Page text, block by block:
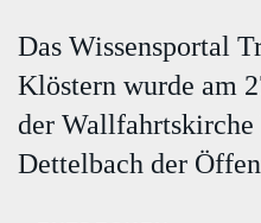
Das Wissensportal
Klöstern wurde am
der
Dettelbach der